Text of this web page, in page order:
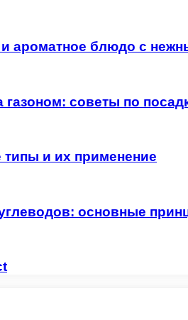
ароматное блюдо с
газоном: советы по
и их применение
основные